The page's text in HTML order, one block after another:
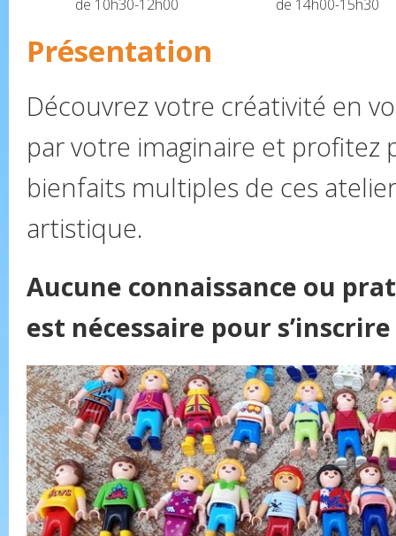
de 10h30-12h00
de 14h00-15h30
Présentation
Découvrez votre créativité en
par votre imaginaire et profitez
bienfaits multiples de ces
artistique.
Aucune connaissance ou
est nécessaire pour s’inscrire